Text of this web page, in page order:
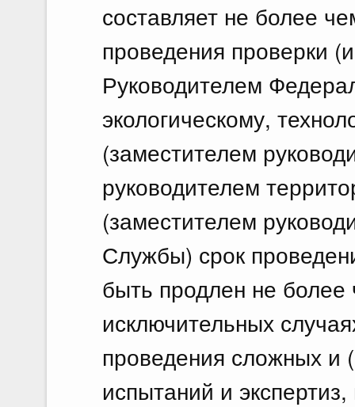
составляет не более
проведения проверки
Руководителем
экологическому,
(заместителем
руководителем
(заместителем
Службы) срок
быть продлен не
исключительных
проведения сложных и
испытаний и